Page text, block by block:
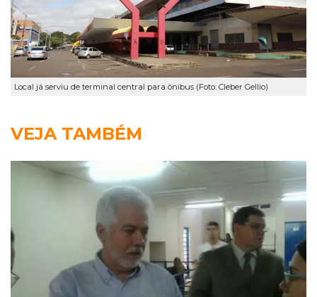
Local já serviu de terminal central para ônibus (Foto: Cleber Gellio)
VEJA TAMBÉM